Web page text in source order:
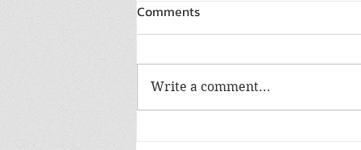
Comments
Write a comment...